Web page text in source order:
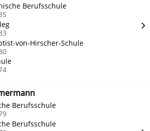
Berufsschule
von-Hirscher-Schule
Berufsschule
Berufsschule